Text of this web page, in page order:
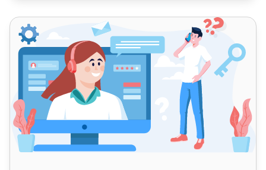
Häufige Fehler im Kundenservice und wie man sie